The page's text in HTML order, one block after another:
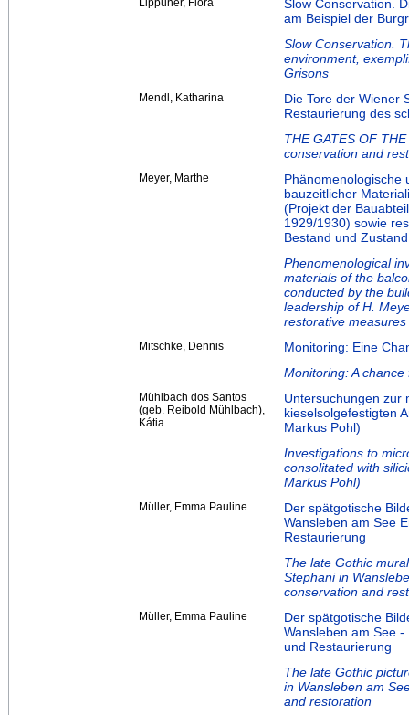
Lippuner, Flora
Slow Conservation.
am Beispiel der
Slow Conservation.
environment,
Grisons
Mendl, Katharina
Die Tore der Wiener
Restaurierung des
THE GATES OF
conservation and
Meyer, Marthe
Phänomenologische
bauzeitlicher
(Projekt der
1929/1930) sowie
Bestand und
Phenomenological
materials of the
conducted by the
leadership of H.
restorative
Mitschke, Dennis
Monitoring: Eine
Monitoring: A
Mühlbach dos Santos
(geb. Reibold Mühlbach),
Kátia
Untersuchungen zur
kieselsolgefestigten
Markus Pohl)
Investigations to
consolitated with
Markus Pohl)
Müller, Emma Pauline
Der spätgotische
Wansleben am See
Restaurierung
The late Gothic
Stephani in
conservation and
Müller, Emma Pauline
Der spätgotische
Wansleben am See
und Restaurierung
The late Gothic
in Wansleben am
and restoration